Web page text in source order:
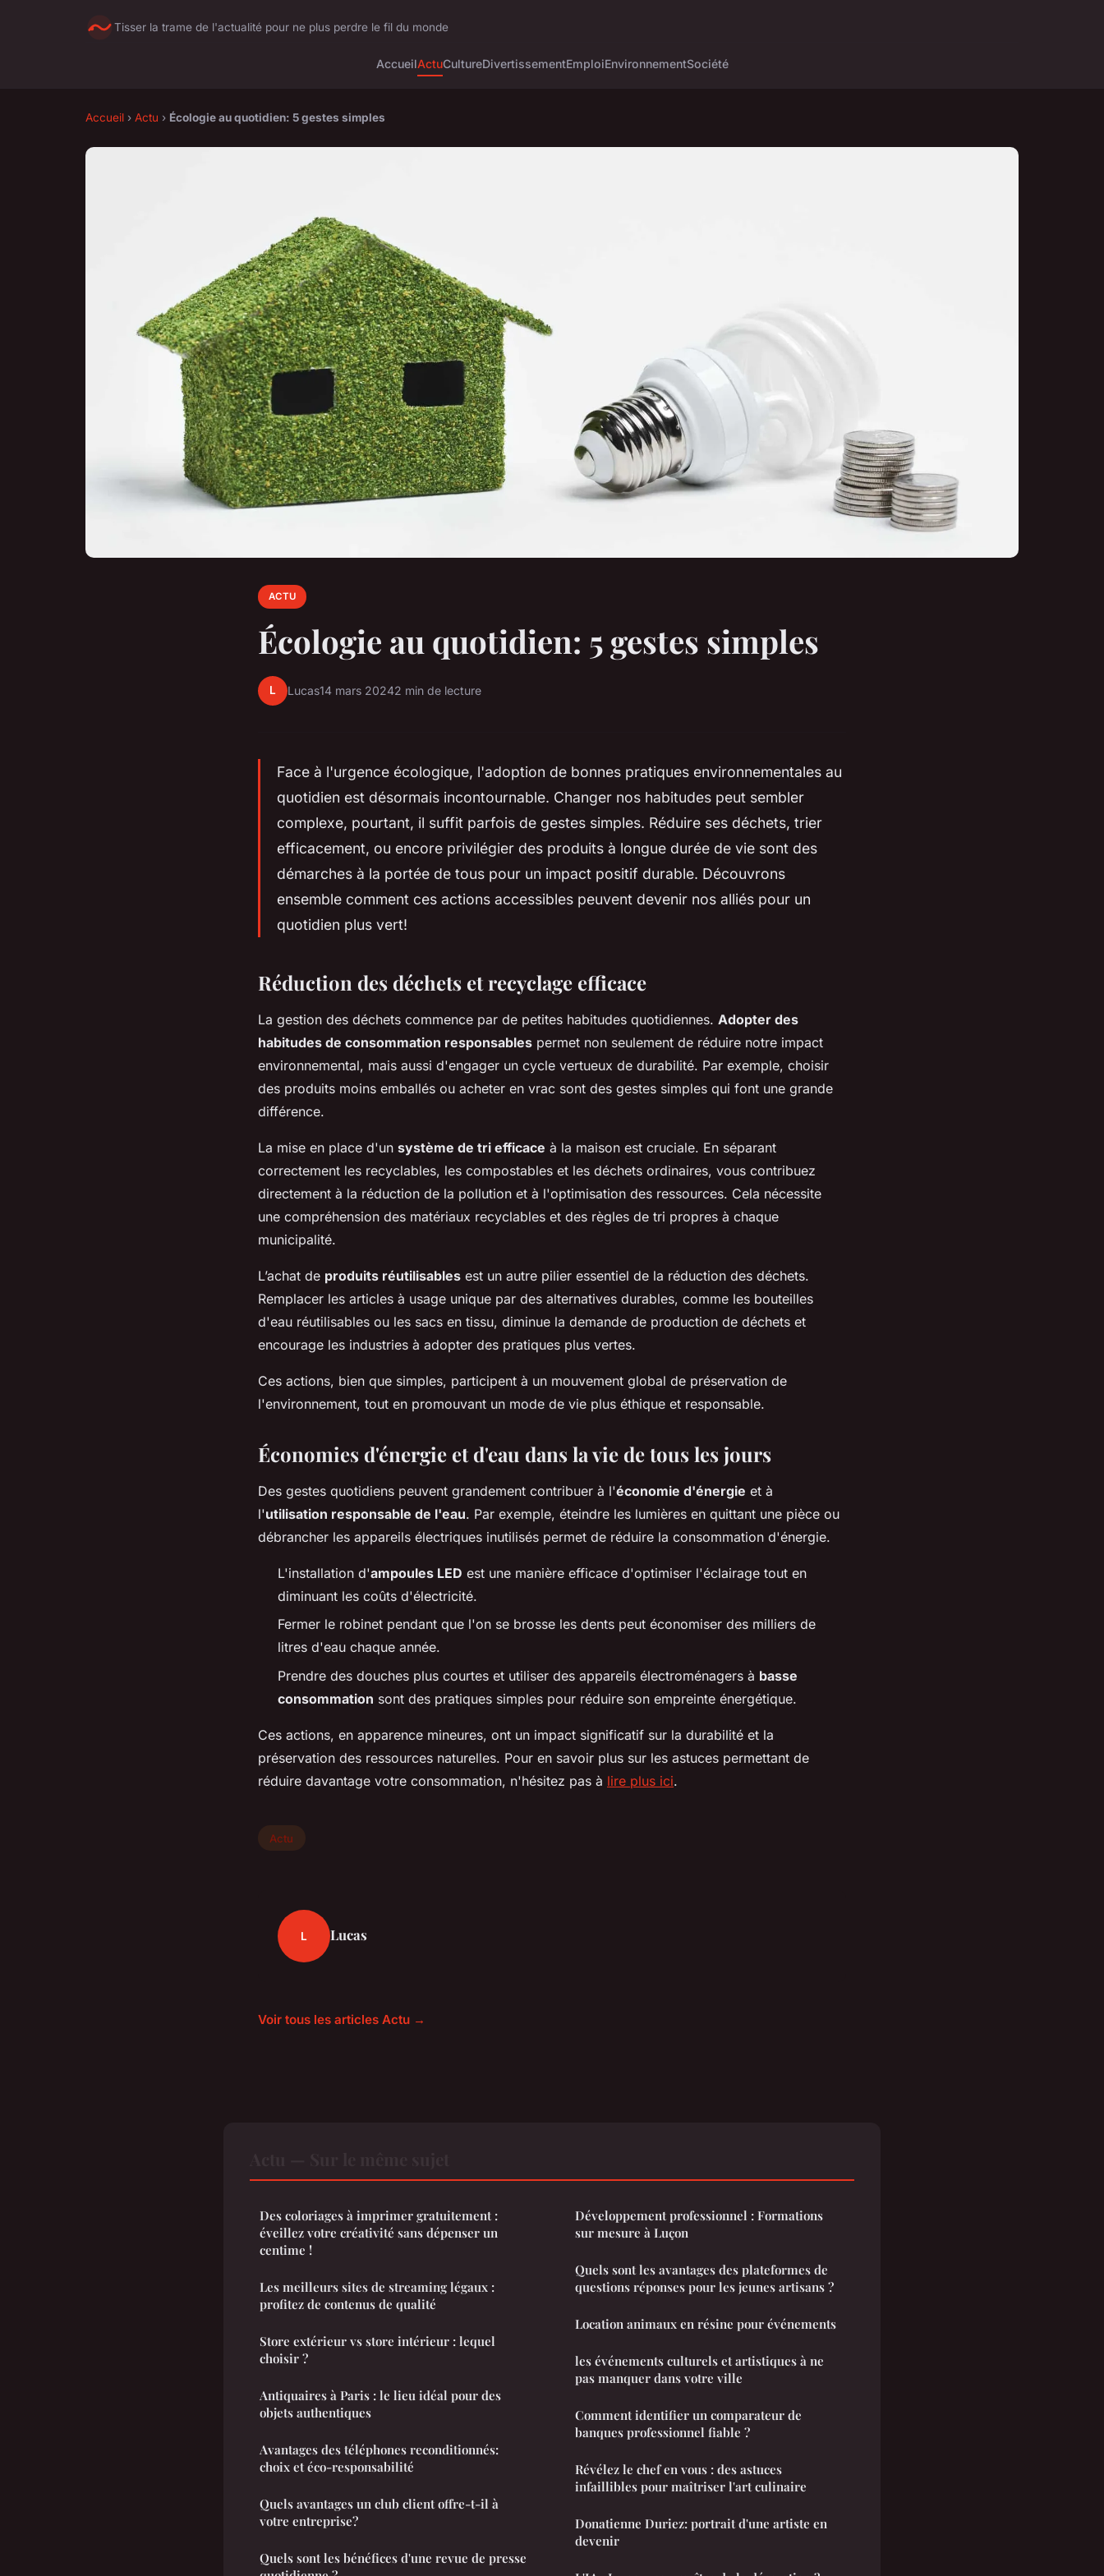
Tisser la trame de l'actualité pour ne plus perdre le fil du monde
AccueilActuCultureDivertissementEmploiEnvironnementSociété
Accueil › Actu › Écologie au quotidien: 5 gestes simples
ACTU
Écologie au quotidien: 5 gestes simples
L Lucas14 mars 20242 min de lecture
Face à l'urgence écologique, l'adoption de bonnes pratiques environnementales au
quotidien est désormais incontournable. Changer nos habitudes peut sembler
complexe, pourtant, il suffit parfois de gestes simples. Réduire ses déchets, trier
efficacement, ou encore privilégier des produits à longue durée de vie sont des
démarches à la portée de tous pour un impact positif durable. Découvrons
ensemble comment ces actions accessibles peuvent devenir nos alliés pour un
quotidien plus vert!
Réduction des déchets et recyclage efficace
La gestion des déchets commence par de petites habitudes quotidiennes. Adopter des
habitudes de consommation responsables permet non seulement de réduire notre impact
environnemental, mais aussi d'engager un cycle vertueux de durabilité. Par exemple, choisir
des produits moins emballés ou acheter en vrac sont des gestes simples qui font une grande
différence.
La mise en place d'un système de tri efficace à la maison est cruciale. En séparant
correctement les recyclables, les compostables et les déchets ordinaires, vous contribuez
directement à la réduction de la pollution et à l'optimisation des ressources. Cela nécessite
une compréhension des matériaux recyclables et des règles de tri propres à chaque
municipalité.
L’achat de produits réutilisables est un autre pilier essentiel de la réduction des déchets.
Remplacer les articles à usage unique par des alternatives durables, comme les bouteilles
d'eau réutilisables ou les sacs en tissu, diminue la demande de production de déchets et
encourage les industries à adopter des pratiques plus vertes.
Ces actions, bien que simples, participent à un mouvement global de préservation de
l'environnement, tout en promouvant un mode de vie plus éthique et responsable.
Économies d'énergie et d'eau dans la vie de tous les jours
Des gestes quotidiens peuvent grandement contribuer à l'économie d'énergie et à
l'utilisation responsable de l'eau. Par exemple, éteindre les lumières en quittant une pièce ou
débrancher les appareils électriques inutilisés permet de réduire la consommation d'énergie.
L'installation d'ampoules LED est une manière efficace d'optimiser l'éclairage tout en
diminuant les coûts d'électricité.
Fermer le robinet pendant que l'on se brosse les dents peut économiser des milliers de
litres d'eau chaque année.
Prendre des douches plus courtes et utiliser des appareils électroménagers à basse
consommation sont des pratiques simples pour réduire son empreinte énergétique.
Ces actions, en apparence mineures, ont un impact significatif sur la durabilité et la
préservation des ressources naturelles. Pour en savoir plus sur les astuces permettant de
réduire davantage votre consommation, n'hésitez pas à lire plus ici.
Actu
L Lucas
Voir tous les articles Actu →
Des coloriages à imprimer gratuitement :
éveillez votre créativité sans dépenser un
centime !
Les meilleurs sites de streaming légaux :
profitez de contenus de qualité
Store extérieur vs store intérieur : lequel
choisir ?
Antiquaires à Paris : le lieu idéal pour des
objets authentiques
Avantages des téléphones reconditionnés:
choix et éco-responsabilité
Quels avantages un club client offre-t-il à
votre entreprise?
Quels sont les bénéfices d'une revue de presse
Développement professionnel : Formations
sur mesure à Luçon
Quels sont les avantages des plateformes de
questions réponses pour les jeunes artisans ?
Location animaux en résine pour événements
les événements culturels et artistiques à ne
pas manquer dans votre ville
Comment identifier un comparateur de
banques professionnel fiable ?
Révélez le chef en vous : des astuces
infaillibles pour maîtriser l'art culinaire
Donatienne Duriez: portrait d'une artiste en
devenir